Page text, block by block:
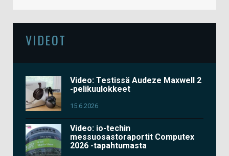
VIDEOT
Video: Testissä Audeze Maxwell 2
-pelikuulokkeet
15.6.2026
Video: io-techin
messuosastoraportit Computex
2026 -tapahtumasta